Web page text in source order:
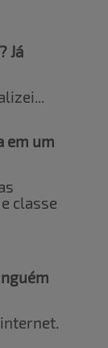
Já
em um
classe